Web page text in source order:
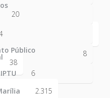
20
Público
8
6
38
2.315